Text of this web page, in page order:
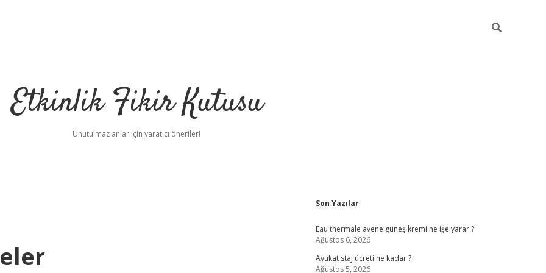
Etkinlik Fikir Kutusu
Unutulmaz anlar için yaratıcı öneriler!
Sidebar
Son Yazılar
Eau thermale avene güneş kremi ne işe yarar ?
Ağustos 6, 2026
Avukat staj ücreti ne kadar ?
Ağustos 5, 2026